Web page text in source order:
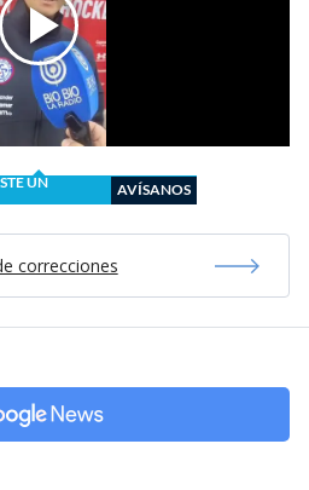
UN
AVÍSANOS
correcciones